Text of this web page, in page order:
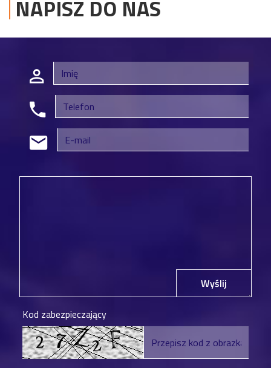
NAPISZ DO NAS
Wyślij
Kod zabezpieczający